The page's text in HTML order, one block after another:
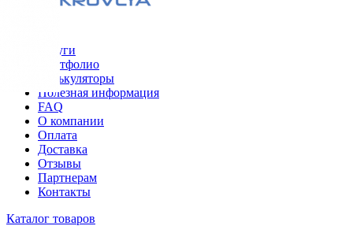
Услуги
Портфолио
Калькуляторы
Полезная информация
FAQ
О компании
Оплата
Доставка
Отзывы
Партнерам
Контакты
Каталог товаров